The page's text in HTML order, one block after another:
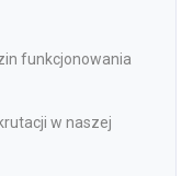
funkcjonowania
w naszej